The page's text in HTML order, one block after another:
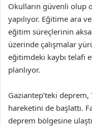
Okulların güvenli olup
yapılıyor. Eğitime ara
eğitim süreçlerinin
üzerinde çalışmalar
eğitimdeki kaybı telafi
planlıyor.
Gaziantep’teki
hareketini de başlattı.
deprem bölgesine